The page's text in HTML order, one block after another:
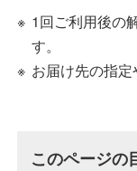
1回ご利用後の
す。
お届け先の指定
このページの